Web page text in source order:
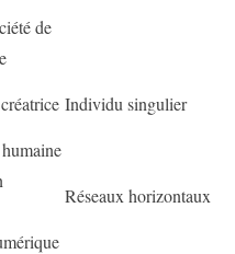
de
Individu singulier
Réseaux horizontaux